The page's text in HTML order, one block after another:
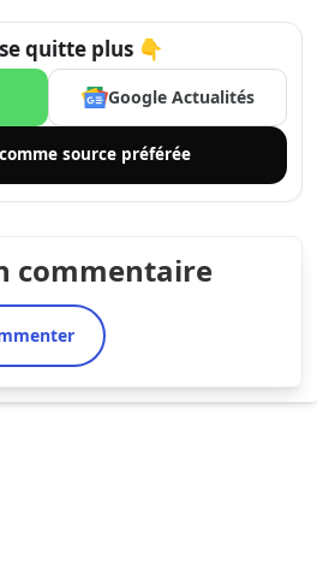
quitte plus 👇
Google Actualités
source préférée
commentaire